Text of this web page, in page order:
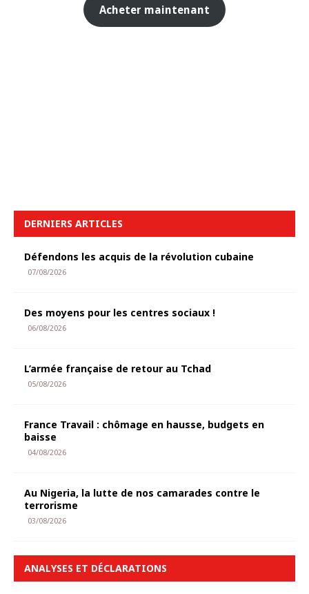
Acheter maintenant
DERNIERS ARTICLES
Défendons les acquis de la révolution cubaine
07/08/2026
Des moyens pour les centres sociaux !
06/08/2026
L’armée française de retour au Tchad
05/08/2026
France Travail : chômage en hausse, budgets en
baisse
04/08/2026
Au Nigeria, la lutte de nos camarades contre le
terrorisme
03/08/2026
ANALYSES ET DÉCLARATIONS